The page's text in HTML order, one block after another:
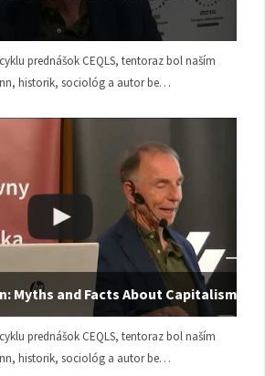
prednášok CEQLS, tentoraz bol naším
historik, sociológ a autor be…
Myths and Facts About Capitalism
prednášok CEQLS, tentoraz bol naším
historik, sociológ a autor be…